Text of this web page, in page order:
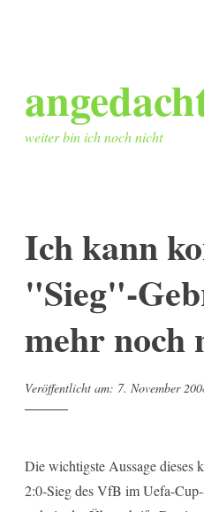
springen
weiter bin ich noch nicht
Ich kann
"Sieg"-
mehr noch
Veröffentlicht am: 7. November
Die wichtigste Aussage dieses
2:0-Sieg des VfB im Uefa-